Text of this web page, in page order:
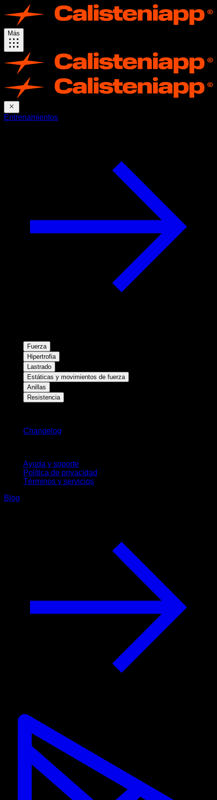
Más
Entrenamientos
Fuerza
Hipertrofia
Lastrado
Estáticas y movimientos de fuerza
Anillas
Resistencia
Changelog
Ayuda y soporte
Política de privacidad
Términos y servicios
Blog